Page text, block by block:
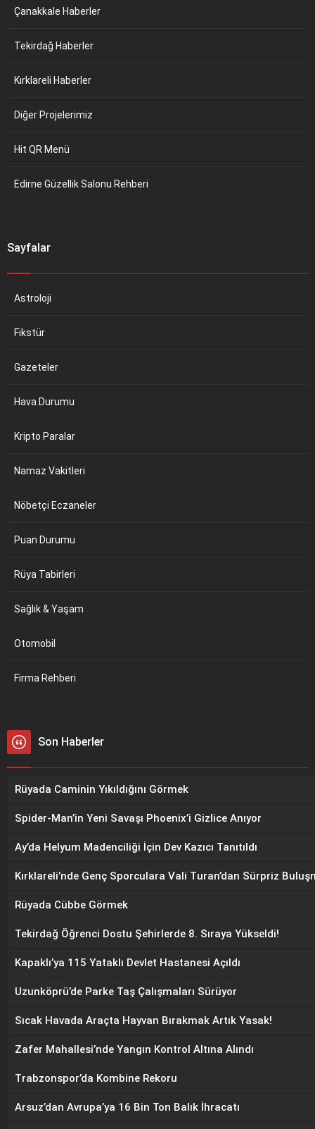
Çanakkale Haberler
Tekirdağ Haberler
Kırklareli Haberler
Diğer Projelerimiz
Hit QR Menü
Edirne Güzellik Salonu Rehberi
Sayfalar
Astroloji
Fikstür
Gazeteler
Hava Durumu
Kripto Paralar
Namaz Vakitleri
Nöbetçi Eczaneler
Puan Durumu
Rüya Tabirleri
Sağlık & Yaşam
Otomobil
Firma Rehberi
Son Haberler
Rüyada Caminin Yıkıldığını Görmek
Spider-Man’in Yeni Savaşı Phoenix’i Gizlice Anıyor
Ay’da Helyum Madenciliği İçin Dev Kazıcı Tanıtıldı
Kırklareli’nde Genç Sporculara Vali Turan’dan Sürpriz
Rüyada Cübbe Görmek
Tekirdağ Öğrenci Dostu Şehirlerde 8. Sıraya Yükseldi!
Kapaklı’ya 115 Yataklı Devlet Hastanesi Açıldı
Uzunköprü’de Parke Taş Çalışmaları Sürüyor
Sıcak Havada Araçta Hayvan Bırakmak Artık Yasak!
Zafer Mahallesi’nde Yangın Kontrol Altına Alındı
Trabzonspor’da Kombine Rekoru
Arsuz’dan Avrupa’ya 16 Bin Ton Balık İhracatı